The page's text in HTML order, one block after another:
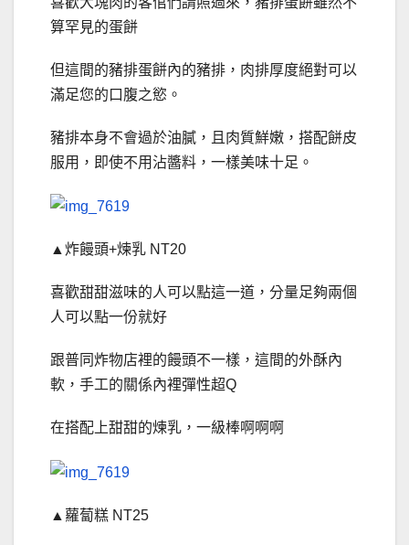
算罕見的蛋餅
但這間的豬排蛋餅內的豬排，肉排厚度絕對可以
滿足您的口腹之慾。
豬排本身不會過於油膩，且肉質鮮嫩，搭配餅皮
服用，即使不用沾醬料，一樣美味十足。
▲炸饅頭+煉乳 NT20
喜歡甜甜滋味的人可以點這一道，分量足夠兩個
人可以點一份就好
跟普同炸物店裡的饅頭不一樣，這間的外酥內
軟，手工的關係內裡彈性超Q
在搭配上甜甜的煉乳，一級棒啊啊啊
▲蘿蔔糕 NT25